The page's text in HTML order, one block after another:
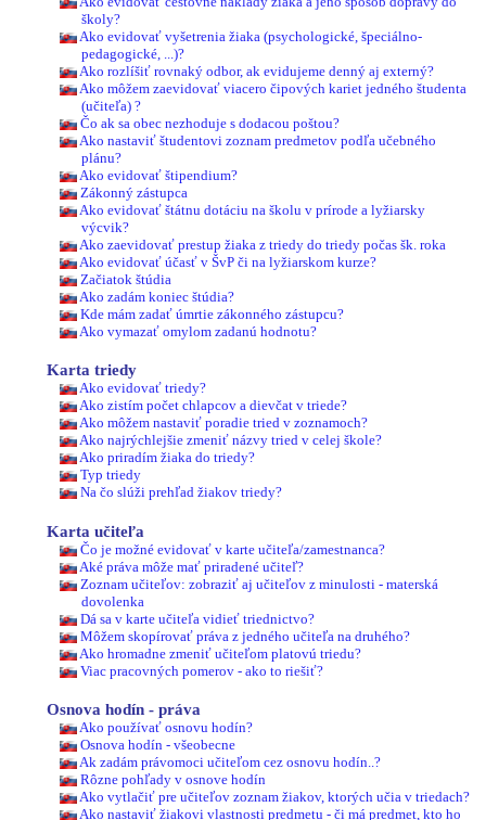
školy?
Ako evidovať vyšetrenia žiaka (psychologické, špeciálno-
pedagogické, ...)?
Ako rozlíšiť rovnaký odbor, ak evidujeme denný aj externý?
Ako môžem zaevidovať viacero čipových kariet jedného študenta
(učiteľa) ?
Čo ak sa obec nezhoduje s dodacou poštou?
Ako nastaviť študentovi zoznam predmetov podľa učebného
plánu?
Ako evidovať štipendium?
Zákonný zástupca
Ako evidovať štátnu dotáciu na školu v prírode a lyžiarsky
výcvik?
Ako zaevidovať prestup žiaka z triedy do triedy počas šk. roka
Ako evidovať účasť v ŠvP či na lyžiarskom kurze?
Začiatok štúdia
Ako zadám koniec štúdia?
Kde mám zadať úmrtie zákonného zástupcu?
Ako vymazať omylom zadanú hodnotu?
Karta triedy
Ako evidovať triedy?
Ako zistím počet chlapcov a dievčat v triede?
Ako môžem nastaviť poradie tried v zoznamoch?
Ako najrýchlejšie zmeniť názvy tried v celej škole?
Ako priradím žiaka do triedy?
Typ triedy
Na čo slúži prehľad žiakov triedy?
Karta učiteľa
Čo je možné evidovať v karte učiteľa/zamestnanca?
Aké práva môže mať priradené učiteľ?
Zoznam učiteľov: zobraziť aj učiteľov z minulosti - materská
dovolenka
Dá sa v karte učiteľa vidieť triednictvo?
Môžem skopírovať práva z jedného učiteľa na druhého?
Ako hromadne zmeniť učiteľom platovú triedu?
Viac pracovných pomerov - ako to riešiť?
Osnova hodín - práva
Ako používať osnovu hodín?
Osnova hodín - všeobecne
Ak zadám právomoci učiteľom cez osnovu hodín..?
Rôzne pohľady v osnove hodín
Ako vytlačiť pre učiteľov zoznam žiakov, ktorých učia v triedach?
Ako nastaviť žiakovi vlastnosti predmetu - či má predmet, kto ho